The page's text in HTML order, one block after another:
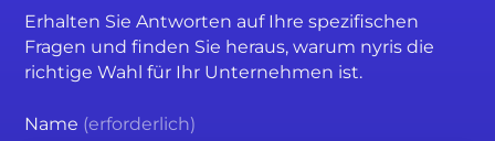
Erhalten Sie Antworten auf Ihre spezifischen
Fragen und finden Sie heraus, warum nyris die
richtige Wahl für Ihr Unternehmen ist.
Name (erforderlich)